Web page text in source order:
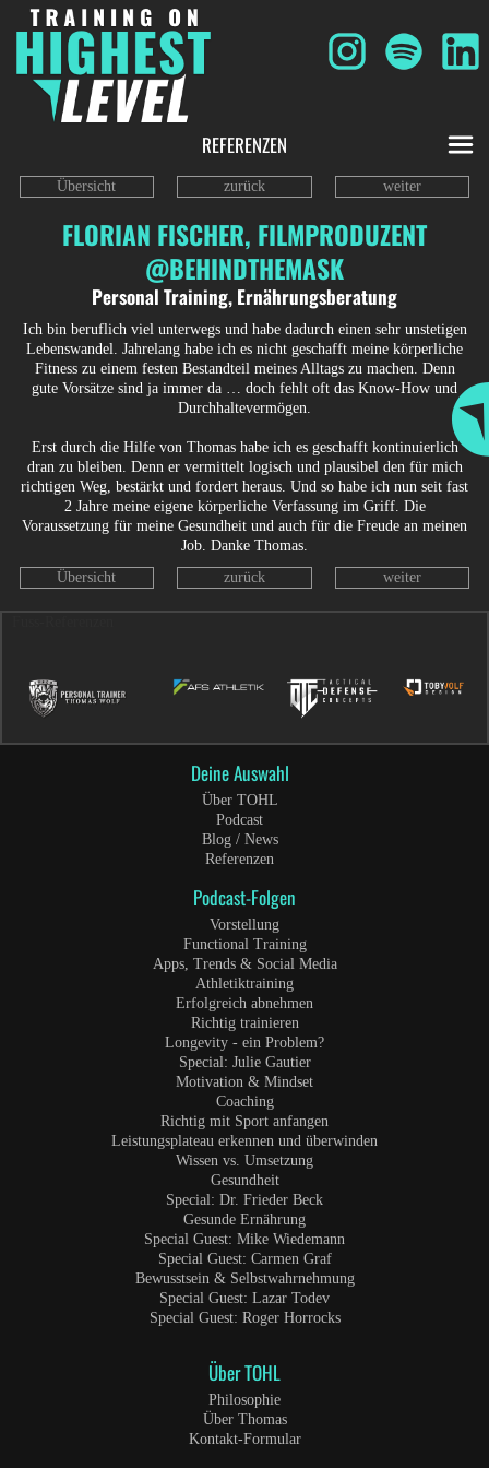
REFERENZEN
Übersicht zurück weiter
FLORIAN FISCHER, FILMPRODUZENT
@BEHINDTHEMASK
Personal Training, Ernährungsberatung
Ich bin beruflich viel unterwegs und habe dadurch einen sehr unstetigen
Lebenswandel. Jahrelang habe ich es nicht geschafft meine körperliche
Fitness zu einem festen Bestandteil meines Alltags zu machen. Denn
gute Vorsätze sind ja immer da … doch fehlt oft das Know-How und
Durchhaltevermögen.
Erst durch die Hilfe von Thomas habe ich es geschafft kontinuierlich
dran zu bleiben. Denn er vermittelt logisch und plausibel den für mich
richtigen Weg, bestärkt und fordert heraus. Und so habe ich nun seit fast
2 Jahre meine eigene körperliche Verfassung im Griff. Die
Voraussetzung für meine Gesundheit und auch für die Freude an meinen
Job. Danke Thomas.
Übersicht
zurück weiter
Deine Auswahl
Über TOHL
Podcast
Blog / News
Referenzen
Podcast-Folgen
Vorstellung
Functional Training
Apps, Trends & Social Media
Athletiktraining
Erfolgreich abnehmen
Richtig trainieren
Longevity - ein Problem?
Special: Julie Gautier
Motivation & Mindset
Coaching
Richtig mit Sport anfangen
Leistungsplateau erkennen und überwinden
Wissen vs. Umsetzung
Gesundheit
Special: Dr. Frieder Beck
Gesunde Ernährung
Special Guest: Mike Wiedemann
Special Guest: Carmen Graf
Bewusstsein & Selbstwahrnehmung
Special Guest: Lazar Todev
Special Guest: Roger Horrocks
Über TOHL
Philosophie
Über Thomas
Kontakt-Formular